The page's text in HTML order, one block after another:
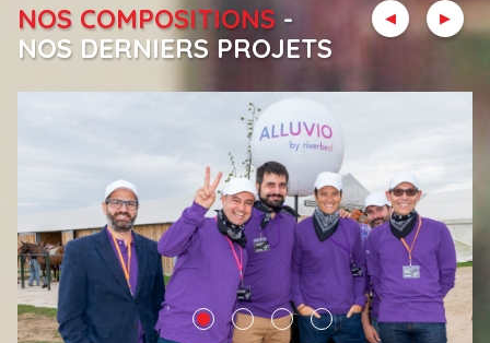
NOS COMPOSITIONS -
NOS DERNIERS PROJETS